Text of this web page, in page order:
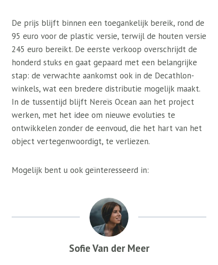
De prijs blijft binnen een toegankelijk bereik, rond de
95 euro voor de plastic versie, terwijl de houten versie
245 euro bereikt. De eerste verkoop overschrijdt de
honderd stuks en gaat gepaard met een belangrijke
stap: de verwachte aankomst ook in de Decathlon-
winkels, wat een bredere distributie mogelijk maakt.
In de tussentijd blijft Nereïs Ocean aan het project
werken, met het idee om nieuwe evoluties te
ontwikkelen zonder de eenvoud, die het hart van het
object vertegenwoordigt, te verliezen.
Mogelijk bent u ook geïnteresseerd in:
Sofie Van der Meer